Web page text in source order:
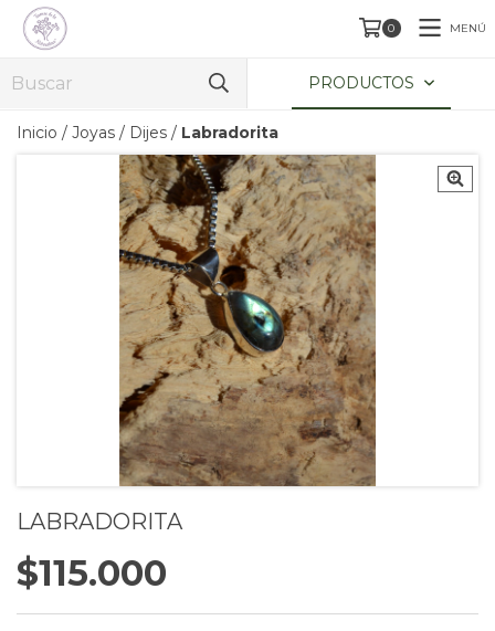
0 MENÚ
PRODUCTOS
Inicio / Joyas / Dijes / Labradorita
LABRADORITA
$115.000